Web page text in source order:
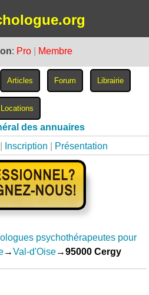
: Pro Membre
des annuaires
Inscription Présentation
psychothérapeutes pour
→Val-d'Oise→95000 Cergy